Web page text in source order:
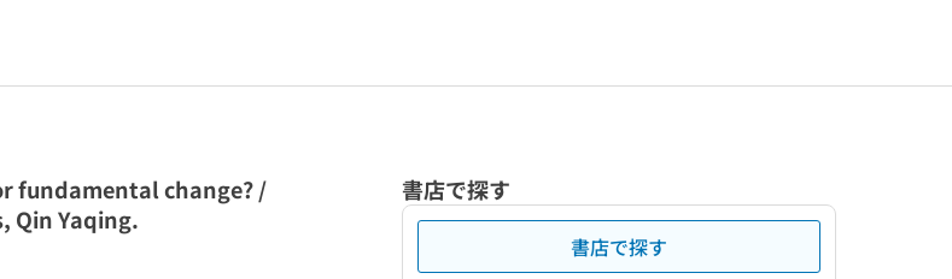
fundamental change? /
Qin Yaqing.
書店で探す
書店で探す